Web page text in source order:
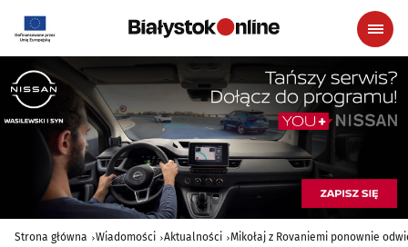
Strona główna Wiadomości Aktualności Mikołaj z Rovaniemi ponownie